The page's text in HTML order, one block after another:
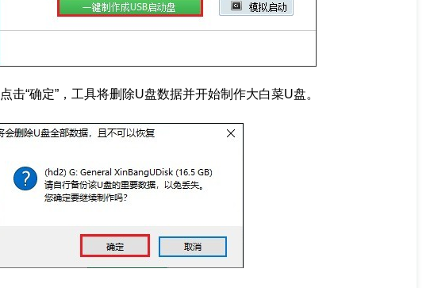
击“确定”，工具将删除U盘数据并开始制作大白菜U盘。